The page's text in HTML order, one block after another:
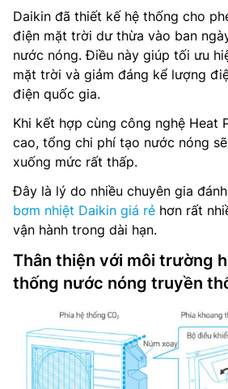
Daikin đã thiết kế hệ thống cho
điện mặt trời dư thừa vào ban
nước nóng. Điều này giúp tối ưu
mặt trời và giảm đáng kể lượng
điện quốc gia.
Khi kết hợp cùng công nghệ Heat
cao, tổng chi phí tạo nước nóng
xuống mức rất thấp.
Đây là lý do nhiều chuyên gia
bơm nhiệt Daikin giá rẻ hơn rất
vận hành trong dài hạn.
Thân thiện với môi trường
thống nước nóng truyền